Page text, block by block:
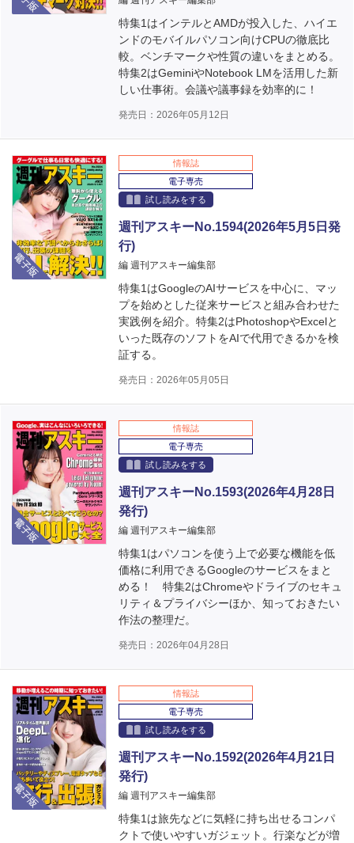
特集1はインテルとAMDが投入した、ハイエ
ンドのモバイルパソコン向けCPUの徹底比
較。ベンチマークや性質の違いをまとめる。
特集2はGeminiやNotebook LMを活用した新
しい仕事術。会議や議事録を効率的に！
発売日：2026年05月12日
電子版
情報誌
電子専売
試し読みをする
週刊アスキーNo.1594(2026年5月5日発
行)
編 週刊アスキー編集部
特集1はGoogleのAIサービスを中心に、マッ
プを始めとした従来サービスと組み合わせた
実践例を紹介。特集2はPhotoshopやExcelと
いった既存のソフトをAIで代用できるかを検
証する。
発売日：2026年05月05日
電子版
情報誌
電子専売
試し読みをする
週刊アスキーNo.1593(2026年4月28日
発行)
編 週刊アスキー編集部
特集1はパソコンを使う上で必要な機能を低
価格に利用できるGoogleのサービスをまと
める！ 特集2はChromeやドライブのセキュ
リティ＆プライバシーほか、知っておきたい
作法の整理だ。
発売日：2026年04月28日
電子版
情報誌
電子専売
試し読みをする
週刊アスキーNo.1592(2026年4月21日
発行)
編 週刊アスキー編集部
特集1は旅先などに気軽に持ち出せるコンパ
クトで使いやすいガジェット。行楽などが増